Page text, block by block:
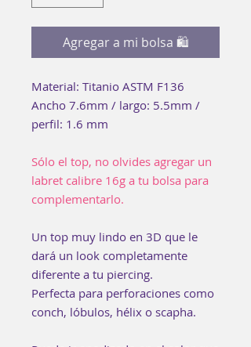
Agregar a mi bolsa 🛍
Material: Titanio ASTM F136
Ancho 7.6mm / largo: 5.5mm /
perfil: 1.6 mm
Sólo el top, no olvides agregar un
labret calibre 16g a tu bolsa para
complementarlo.
Un top muy lindo en 3D que le
dará un look completamente
diferente a tu piercing.
Perfecta para perforaciones como
conch, lóbulos, hélix o scapha.